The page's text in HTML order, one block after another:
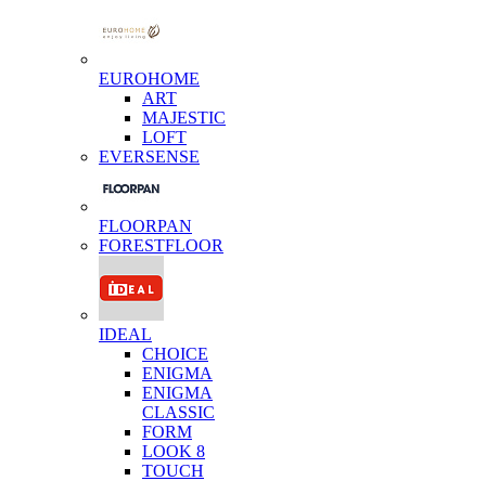
EUROHOME
ART
MAJESTIC
LOFT
EVERSENSE
FLOORPAN
FORESTFLOOR
IDEAL
CHOICE
ENIGMA
ENIGMA
CLASSIC
FORM
LOOK 8
TOUCH